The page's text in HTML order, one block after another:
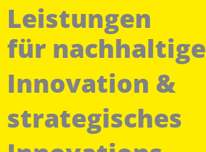
Leistungen
für nachhaltige
Innovation &
strategisches